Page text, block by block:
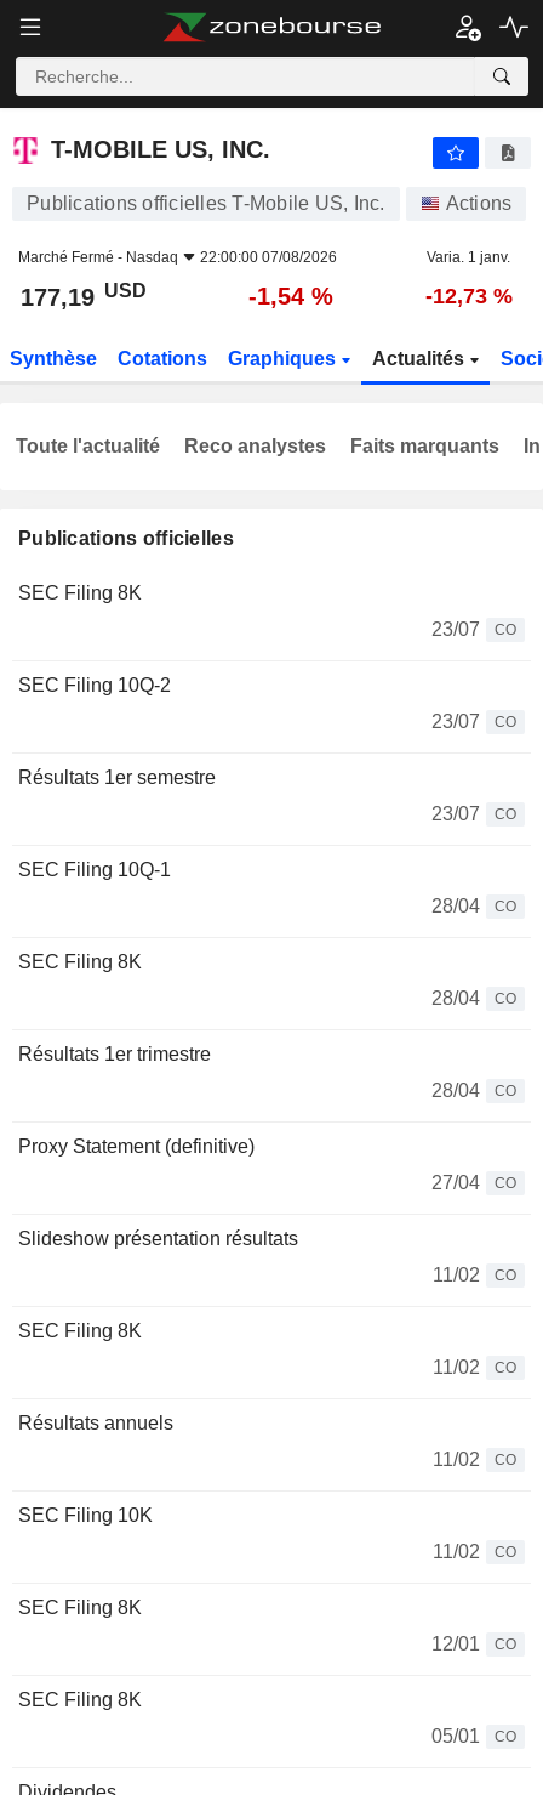
T-MOBILE US, INC.
T-MOBILE US, INC.
Publications officielles T-Mobile US, Inc. Actions
Marché Fermé - Nasdaq 22:00:00 07/08/2026 Varia. 1 janv.
177,19 USD -1,54 % -12,73 %
Synthèse Cotations Graphiques Actualités
Publications officielles
SEC Filing 8K
23/07
CO
SEC Filing 10Q-2
23/07
CO
Résultats 1er semestre
23/07
CO
SEC Filing 10Q-1
28/04
CO
SEC Filing 8K
28/04
CO
Résultats 1er trimestre
28/04
CO
Proxy Statement (definitive)
27/04
CO
Slideshow présentation résultats
11/02
CO
SEC Filing 8K
11/02
CO
Résultats annuels
11/02
CO
SEC Filing 10K
11/02
CO
SEC Filing 8K
12/01
CO
SEC Filing 8K
05/01
CO
Toute l'actualité Reco analystes Faits marquants